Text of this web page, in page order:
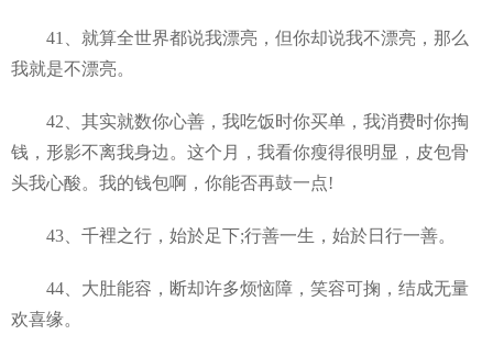
41、就算全世界都说我漂亮，但你却说我不漂亮，那么
我就是不漂亮。
42、其实就数你心善，我吃饭时你买单，我消费时你掏
钱，形影不离我身边。这个月，我看你瘦得很明显，皮包骨
头我心酸。我的钱包啊，你能否再鼓一点!
43、千裡之行，始於足下;行善一生，始於日行一善。
44、大肚能容，断却许多烦恼障，笑容可掬，结成无量
欢喜缘。